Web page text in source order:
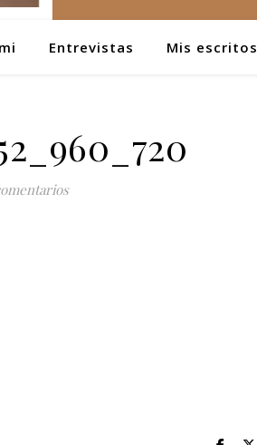
Entrevistas Mis escritos